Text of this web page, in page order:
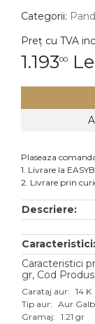
Inele
Cercei
Bratari
Lanturi
Pandantive
Accesorii
Aur galben
Aur alb
Aur roz
Categorii:
Preț cu TVA
1.19300
Plaseaza
1. Livrare la
2. Livrare prin
Descriere:
Caracteristici:
Caracteristici
gr, Cod
Carataj aur: 14 K
Tip aur: Aur
Gramaj: 1.21 gr